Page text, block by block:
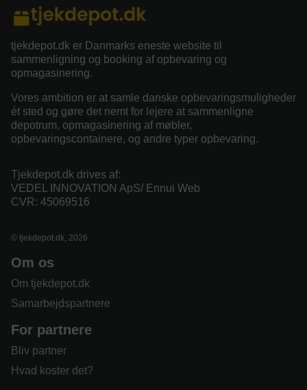
tjekdepot.dk er Danmarks eneste website til
sammenligning og booking af opbevaring og
opmagasinering.
Vores ambition er at samle danske opbevaringsmuligheder
ét sted og gøre det nemt for lejere at sammenligne
depotrum, opmagasinering af møbler,
opbevaringscontainere, og andre typer opbevaring.
Tjekdepot.dk drives af:
VEDEL INNOVATION ApS/ Ennui Web
CVR: 45069516
© tjekdepot.dk, 2026
Om os
Om tjekdepot.dk
Samarbejdspartnere
For partnere
Bliv partner
Hvad koster det?